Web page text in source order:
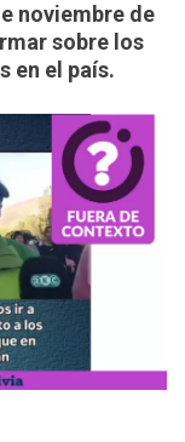
noviembre de
sobre los
en el país.